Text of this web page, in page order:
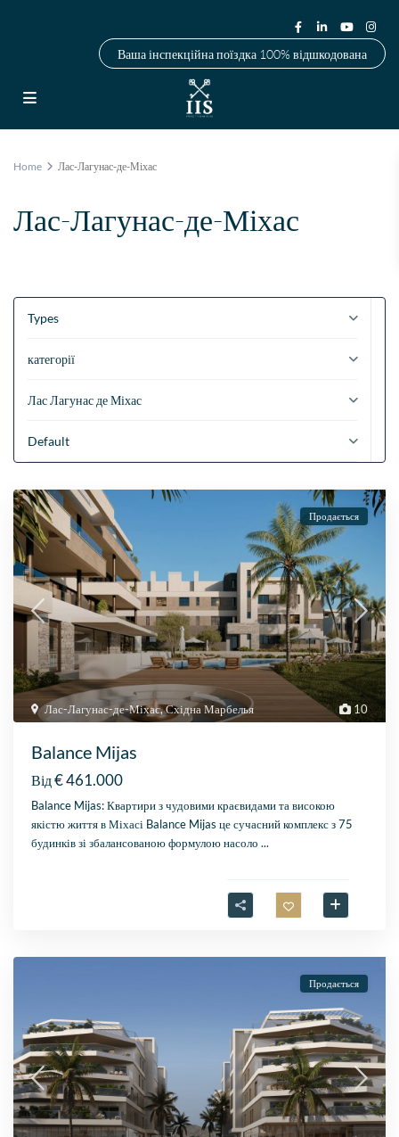
Ваша інспекційна поїздка 100% відшкодована
Home Лас-Лагунас-де-Міхас
Лас-Лагунас-де-Міхас
Types
категорії
Лас Лагунас де Міхас
Default
10
Лас-Лагунас-де-Міхас,Східна Марбелья
Продається
Balance Mijas
Від€ 461.000
Balance Mijas: Квартири з чудовими краєвидами та високою
якістю життя в Міхасі Balance Mijas це сучасний комплекс з 75
будинків зі збалансованою формулою насоло...
Продається